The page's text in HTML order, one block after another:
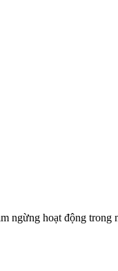
ngừng hoạt động trong